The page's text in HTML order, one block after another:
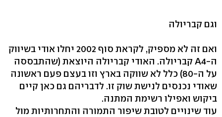
וגם קבריולה
ואם זה לא מספיק, לקראת סוף 2002 יחלו אודי בשיווק
ה-A4 קבריולה. האודי קבריולה היוצאת (שהתבססה
על ה-80) כלל לא שווקה בארץ וזו בעצם פעם ראשונה
שאודי נכנסים לנישת שוק זו. לדבריהם גם כאן קיים
ביקוש ואפילו רשימת המתנה.
עוד שינויים לטובת שיפור התמורה והתחרותיות מול